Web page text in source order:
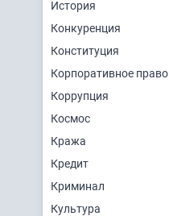
История
Конкуренция
Конституция
Корпоративное право
Коррупция
Космос
Кража
Кредит
Криминал
Культура